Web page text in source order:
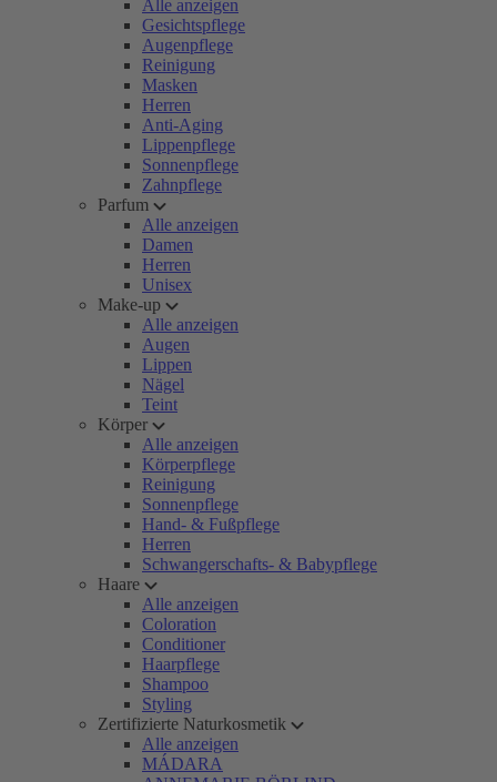
Alle anzeigen
Gesichtspflege
Augenpflege
Reinigung
Masken
Herren
Anti-Aging
Lippenpflege
Sonnenpflege
Zahnpflege
Parfum
Alle anzeigen
Damen
Herren
Unisex
Make-up
Alle anzeigen
Augen
Lippen
Nägel
Teint
Körper
Alle anzeigen
Körperpflege
Reinigung
Sonnenpflege
Hand- & Fußpflege
Herren
Schwangerschafts- & Babypflege
Haare
Alle anzeigen
Coloration
Conditioner
Haarpflege
Shampoo
Styling
Zertifizierte Naturkosmetik
Alle anzeigen
MÁDARA